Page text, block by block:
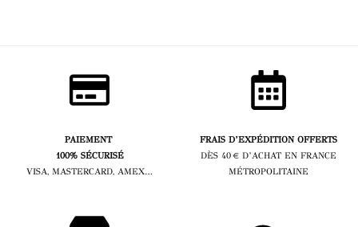
PAIEMENT
100% SÉCURISÉ
VISA, MASTERCARD, AMEX…
FRAIS D’EXPÉDITION OFFERTS
DÈS 40 € D’ACHAT EN FRANCE
MÉTROPOLITAINE